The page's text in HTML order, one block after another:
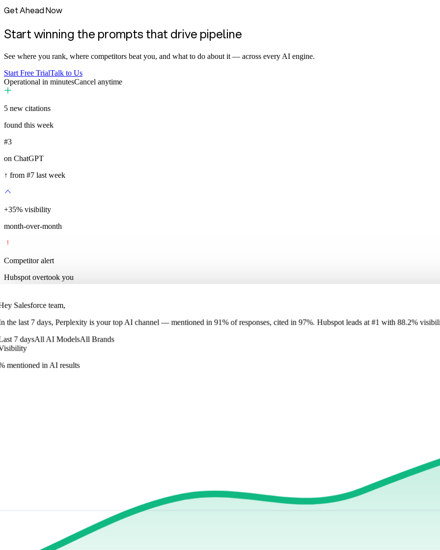
Get Ahead Now
Start winning the prompts that drive pipeline
See where you rank, where competitors beat you, and what to do about it — across every AI engine.
Start Free TrialTalk to Us
Operational in minutesCancel anytime
5 new citations
found this week
#3
on ChatGPT
↑ from #7 last week
+35% visibility
month-over-month
Competitor alert
Hubspot overtook you
Salesforce team,
the last 7 days, Perplexityis your top AI channel — mentioned in 91% of responses, cited in 97%. Hubspotleads at #1 with 88.2%
7 daysAll AI ModelsAll Brands
mentioned in AI results